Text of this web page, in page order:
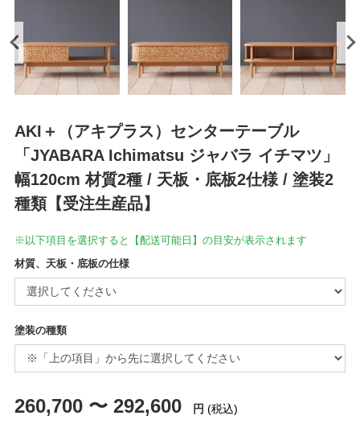
AKI＋（アキプラス）センターテーブル
「JYABARA Ichimatsu ジャバラ イチマツ」
幅120cm 材質2種 / 天板・底板2仕様 / 塗装2
種類【受注生産品】
※以下項目を選択すると【配送可能日】の目安が表示されます
材質、天板・底板の仕様
塗装の種類
260,700 〜 292,600 円 (税込)